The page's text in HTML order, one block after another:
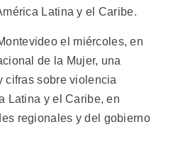
Latina y el Caribe.
el miércoles, en
de la Mujer, una
cifras sobre violencia
Latina y el Caribe, en
regionales y del gobierno